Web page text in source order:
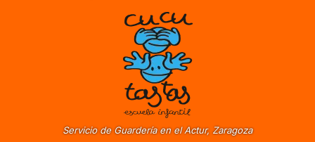
Servicio de Guardería en el Actur, Zaragoza